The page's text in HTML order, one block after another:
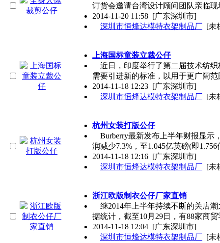
订货会邀请台湾设计顾问团队亲临现
2014-11-20 11:58 [广东深圳市]
深圳市恒烽达模特衣架制品厂 [未
上海国标童装立裁公仔
近日，印度举行了第二届技术纺织
需要引进新的标准，以用于更广阔范
2014-11-18 12:23 [广东深圳市]
深圳市恒烽达模特衣架制品厂 [未
杭州女装打版公仔
Burberry最新发布上半年财报显示
润减少7.3%，至1.045亿英磅(即1.756
2014-11-18 12:16 [广东深圳市]
深圳市恒烽达模特衣架制品厂 [未
浙江欧版制衣公仔厂家直销
继2014年上半年持续不断的关店
据统计，截至10月29日，有88家商
2014-11-18 12:04 [广东深圳市]
深圳市恒烽达模特衣架制品厂 [未